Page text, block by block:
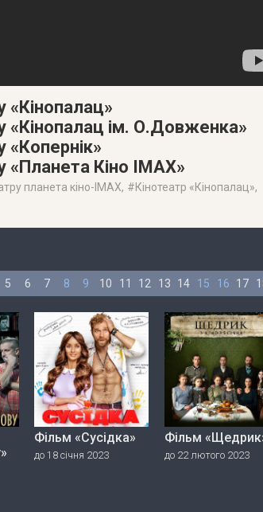
«Кінопалац»
«Кінопалац ім. О.Довженка»
«Копернік»
«Планета Кіно IMAX»
планета кіно-IMAX, #Кінотеатр «Кінопалац»,
5 6 7 8 9 10 11 12 13 14 15 16 17
Фільм «Сусідка»
до 18 січня 2023
Фільм
до 22 лютого 2023